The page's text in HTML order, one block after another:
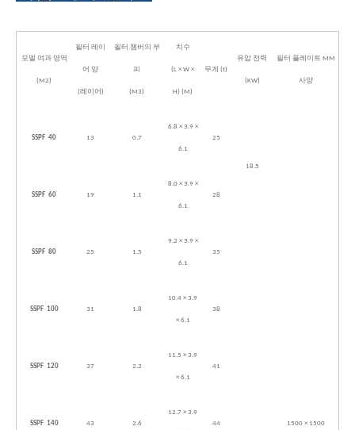
모델 여과 영역
(M2)
필터 레이
어 양
(레이어)
필터 챔버의 부
피
(M3)
치수
(L × W ×
H) (M)
무게 (t)
유압 전력
(KW)
필터 플레이트 MM
사양
SSPF 40 13 0.7
6.8 × 3.9 ×
6.1
25
18.5
1500 × 1500
SSPF 60 19 1.1
8.0 × 3.9 ×
6.1
28
SSPF 80 25 1.5
9.2 × 3.9 ×
6.1
35
SSPF 100 31 1.8
10.4 × 3.9
× 6.1
38
SSPF 120 37 2.2
11.5 × 3.9
× 6.1
41
SSPF 140 43 2.6
12.7 × 3.9
44